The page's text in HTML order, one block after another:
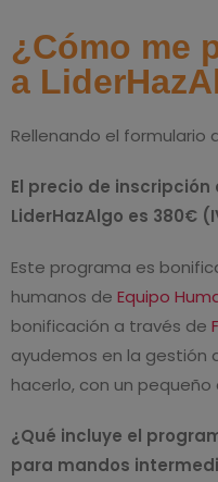
¿Cómo me
a
Rellenando el formulario
El precio de
LiderHazAlgo es 380€
Este programa es
humanos de Equipo
bonificación a través de
ayudemos en la gestión
hacerlo, con un
¿Qué incluye el
para mandos